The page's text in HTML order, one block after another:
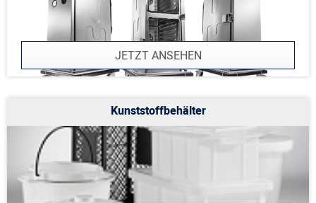
JETZT ANSEHEN
Kunststoffbehälter